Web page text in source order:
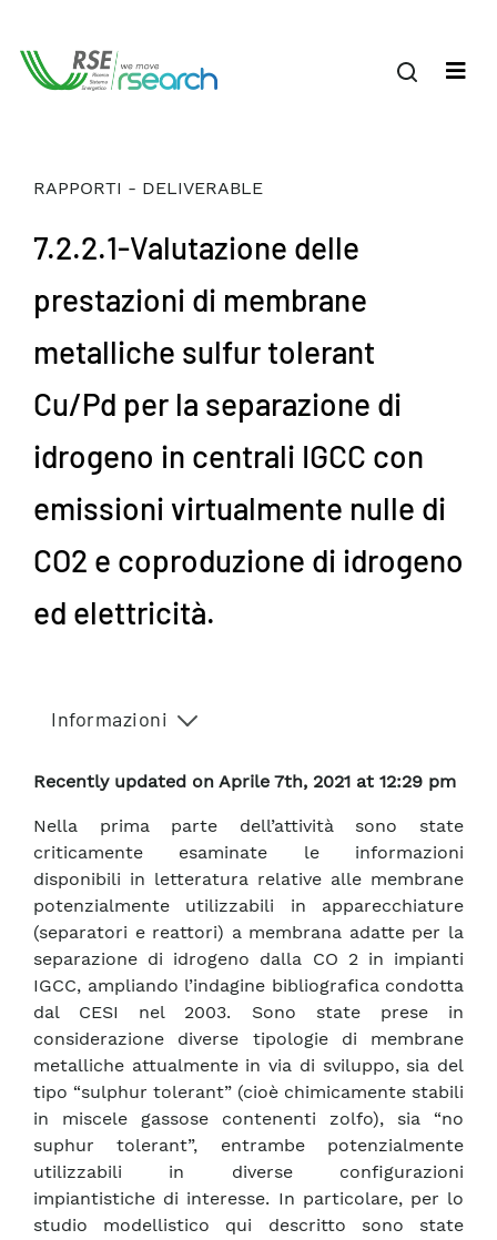
RAPPORTI - DELIVERABLE
7.2.2.1-Valutazione delle
prestazioni di membrane
metalliche sulfur tolerant
Cu/Pd per la separazione di
idrogeno in centrali IGCC con
emissioni virtualmente nulle di
CO2 e coproduzione di idrogeno
ed elettricità.
Informazioni
Recently updated on Aprile 7th, 2021 at 12:29 pm
Nella prima parte dell’attività sono state
criticamente esaminate le informazioni
disponibili in letteratura relative alle membrane
potenzialmente utilizzabili in apparecchiature
(separatori e reattori) a membrana adatte per la
separazione di idrogeno dalla CO 2 in impianti
IGCC, ampliando l’indagine bibliografica condotta
dal CESI nel 2003. Sono state prese in
considerazione diverse tipologie di membrane
metalliche attualmente in via di sviluppo, sia del
tipo “sulphur tolerant” (cioè chimicamente stabili
in miscele gassose contenenti zolfo), sia “no
suphur tolerant”, entrambe potenzialmente
utilizzabili in diverse configurazioni
impiantistiche di interesse. In particolare, per lo
studio modellistico qui descritto sono state